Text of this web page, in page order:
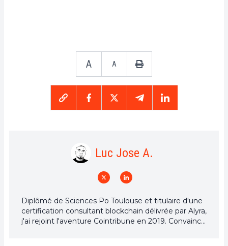
A A
Luc Jose A.
Diplômé de Sciences Po Toulouse et titulaire d'une
certification consultant blockchain délivrée par Alyra,
j'ai rejoint l'aventure Cointribune en 2019. Convaincu